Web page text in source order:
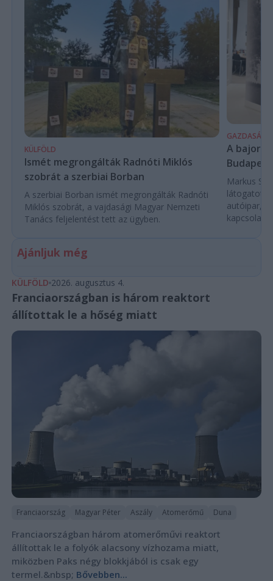
KÜLFÖLD
Ismét megrongálták Radnóti Miklós
szobrát a szerbiai Borban
A szerbiai Borban ismét megrongálták Radnóti
Miklós szobrát, a vajdasági Magyar Nemzeti
Tanács feljelentést tett az ügyben.
GAZDASÁG
A bajor
Markus
látogatott
autóipar,
Ajánljuk még
KÜLFÖLD 2026. augusztus 4.
Franciaországban is három reaktort
állítottak le a hőség miatt
Franciaország Magyar Péter Aszály Atomerőmű Duna
Franciaországban három atomerőművi reaktort
állítottak le a folyók alacsony vízhozama miatt,
miközben Paks négy blokkjából is csak egy
termel.&nbsp; Bővebben...